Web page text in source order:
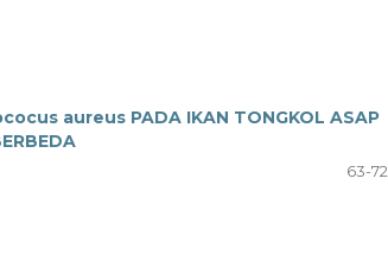
aureus PADA IKAN TONGKOL ASAP
63-72